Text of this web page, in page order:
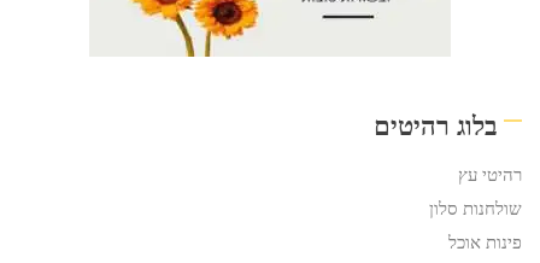
בלוג רהיטים
רהיטי עץ
שולחנות סלון
פינות אוכל